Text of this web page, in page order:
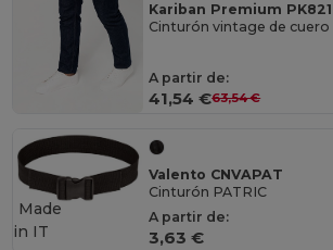
Kariban Premium PK821
Cinturón vintage de
A partir de:
41,54 €63,54 €
Valento CNVAPAT
Cinturón PATRIC
A partir de:
3,63 €
Made
in IT